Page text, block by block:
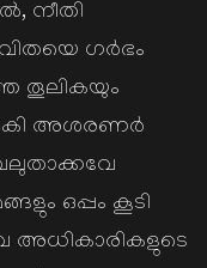
നീതി
ഗര്‍ഭം
തൂലികയും
അശരണര്‍
ഒപ്പം കൂടി
അധികാരികളുടെ